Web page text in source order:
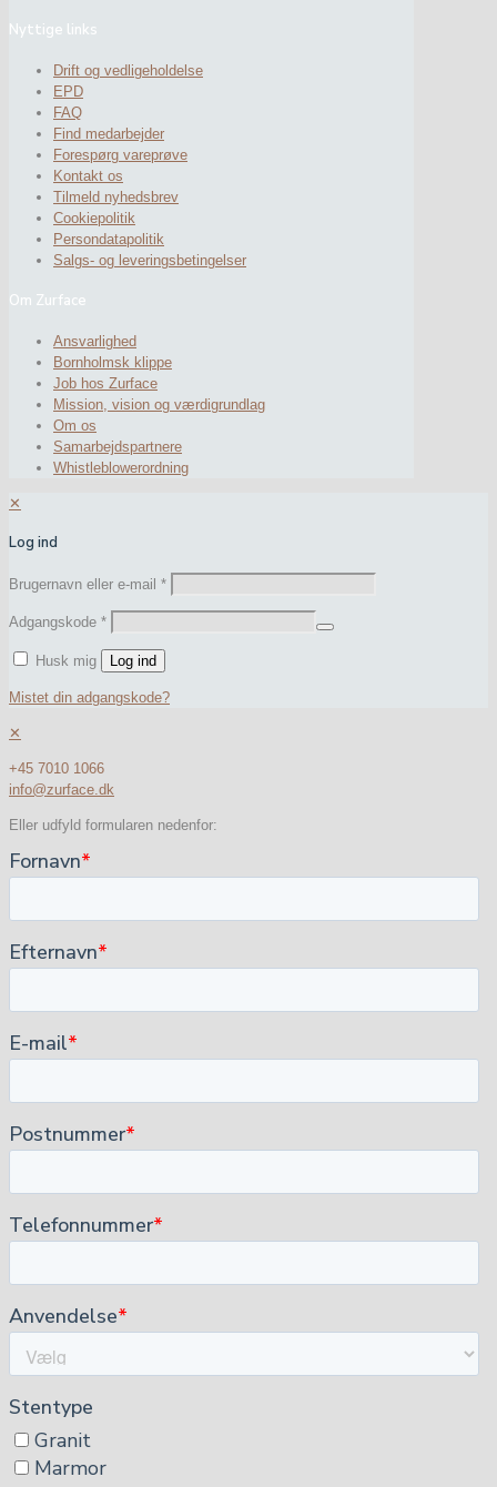
Nyttige links
Drift og vedligeholdelse
EPD
FAQ
Find medarbejder
Forespørg vareprøve
Kontakt os
Tilmeld nyhedsbrev
Cookiepolitik
Persondatapolitik
Salgs- og leveringsbetingelser
Om Zurface
Ansvarlighed
Bornholmsk klippe
Job hos Zurface
Mission, vision og værdigrundlag
Om os
Samarbejdspartnere
Whistleblowerordning
✕
Log ind
Brugernavn eller e-mail *
Adgangskode *
Husk mig Log ind
Mistet din adgangskode?
✕
+45 7010 1066
info@zurface.dk
Eller udfyld formularen nedenfor: